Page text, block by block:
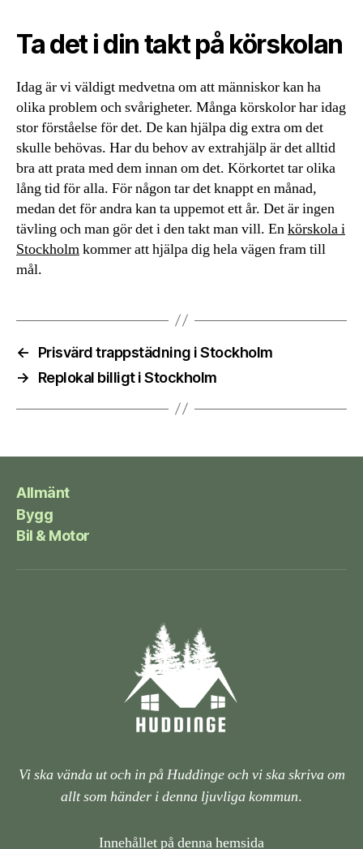
Ta det i din takt på körskolan
Idag är vi väldigt medvetna om att människor kan ha
olika problem och svårigheter. Många körskolor har idag
stor förståelse för det. De kan hjälpa dig extra om det
skulle behövas. Har du behov av extrahjälp är det alltid
bra att prata med dem innan om det. Körkortet tar olika
lång tid för alla. För någon tar det knappt en månad,
medan det för andra kan ta uppemot ett år. Det är ingen
tävling och man gör det i den takt man vill. Enkörskola i
Stockholmkommer att hjälpa dig hela vägen fram till
mål.
←
Prisvärd trappstädning i Stockholm
→
Replokal billigt i Stockholm
Allmänt
Bygg
Bil & Motor
Vi ska vända ut och in på Huddinge och vi ska skriva om
allt som händer i denna ljuvliga kommun.
Innehållet på denna hemsida